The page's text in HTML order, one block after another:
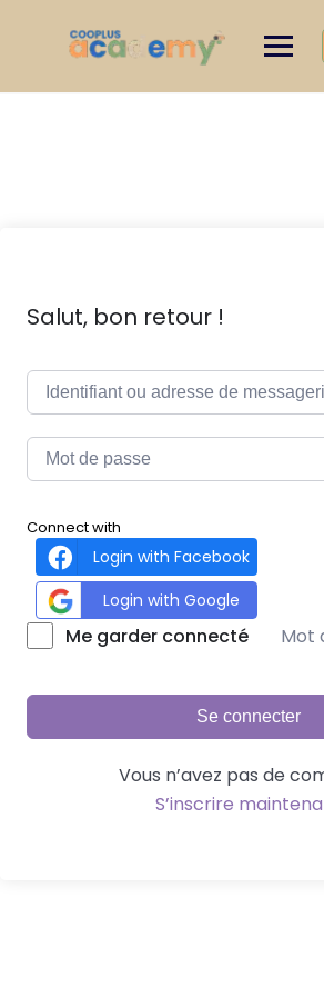
Salut, bon retour !
Connect with
Login with Facebook
Login with Google
Me garder connecté Mot
Se connecter
Vous n’avez pas de
S’inscrire